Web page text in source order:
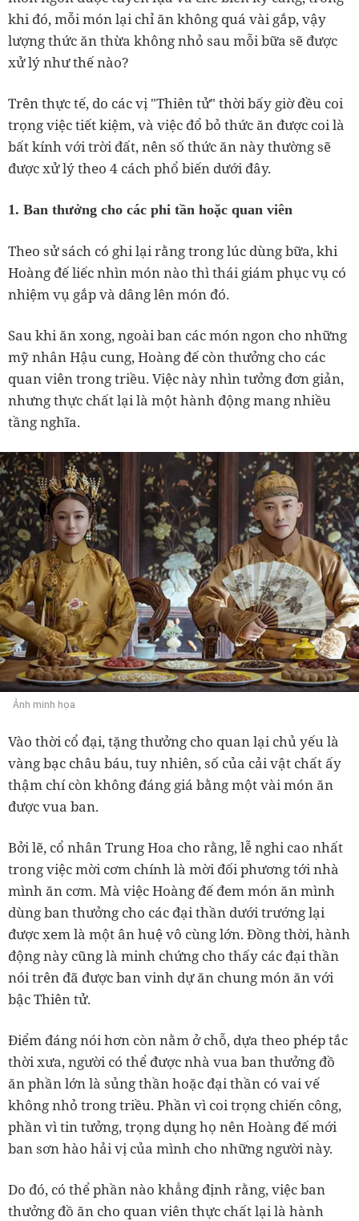
khi đó, mỗi món lại chỉ ăn không quá vài gắp, vậy
lượng thức ăn thừa không nhỏ sau mỗi bữa sẽ được
xử lý như thế nào?
Trên thực tế, do các vị "Thiên tử" thời bấy giờ đều coi
trọng việc tiết kiệm, và việc đổ bỏ thức ăn được coi là
bất kính với trời đất, nên số thức ăn này thường sẽ
được xử lý theo 4 cách phổ biến dưới đây.
1. Ban thưởng cho các phi tần hoặc quan viên
Theo sử sách có ghi lại rằng trong lúc dùng bữa, khi
Hoàng đế liếc nhìn món nào thì thái giám phục vụ có
nhiệm vụ gắp và dâng lên món đó.
Sau khi ăn xong, ngoài ban các món ngon cho những
mỹ nhân Hậu cung, Hoàng đế còn thưởng cho các
quan viên trong triều. Việc này nhìn tưởng đơn giản,
nhưng thực chất lại là một hành động mang nhiều
tầng nghĩa.
Ảnh minh họa
Vào thời cổ đại, tặng thưởng cho quan lại chủ yếu là
vàng bạc châu báu, tuy nhiên, số của cải vật chất ấy
thậm chí còn không đáng giá bằng một vài món ăn
được vua ban.
Bởi lẽ, cổ nhân Trung Hoa cho rằng, lễ nghi cao nhất
trong việc mời cơm chính là mời đối phương tới nhà
mình ăn cơm. Mà việc Hoàng đế đem món ăn mình
dùng ban thưởng cho các đại thần dưới trướng lại
được xem là một ân huệ vô cùng lớn. Đồng thời, hành
động này cũng là minh chứng cho thấy các đại thần
nói trên đã được ban vinh dự ăn chung món ăn với
bậc Thiên tử.
Điểm đáng nói hơn còn nằm ở chỗ, dựa theo phép tắc
thời xưa, người có thể được nhà vua ban thưởng đồ
ăn phần lớn là sủng thần hoặc đại thần có vai vế
không nhỏ trong triều. Phần vì coi trọng chiến công,
phần vì tin tưởng, trọng dụng họ nên Hoàng đế mới
ban sơn hào hải vị của mình cho những người này.
Do đó, có thể phần nào khẳng định rằng, việc ban
thưởng đồ ăn cho quan viên thực chất lại là hành